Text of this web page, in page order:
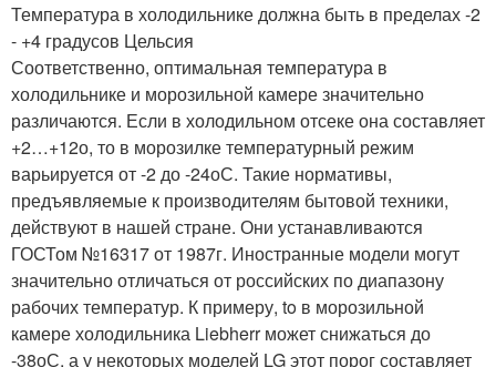
Температура в холодильнике должна быть в пределах -2
- +4 градусов Цельсия
Соответственно, оптимальная температура в
холодильнике и морозильной камере значительно
различаются. Если в холодильном отсеке она составляет
+2…+12о, то в морозилке температурный режим
варьируется от -2 до -24оС. Такие нормативы,
предъявляемые к производителям бытовой техники,
действуют в нашей стране. Они устанавливаются
ГОСТом №16317 от 1987г. Иностранные модели могут
значительно отличаться от российских по диапазону
рабочих температур. К примеру, to в морозильной
камере холодильника Liebherr может снижаться до
-38оС, а у некоторых моделей LG этот порог составляет